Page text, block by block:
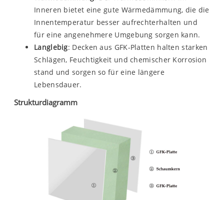
Inneren bietet eine gute Wärmedämmung, die die
Innentemperatur besser aufrechterhalten und
für eine angenehmere Umgebung sorgen kann.
Langlebig: Decken aus GFK-Platten halten starken
Schlägen, Feuchtigkeit und chemischer Korrosion
stand und sorgen so für eine längere
Lebensdauer.
Strukturdiagramm